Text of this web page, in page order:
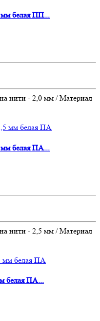
мм белая ПП...
нити - 2,0 мм / Материал
мм белая ПА...
нити - 2,5 мм / Материал
белая ПА...